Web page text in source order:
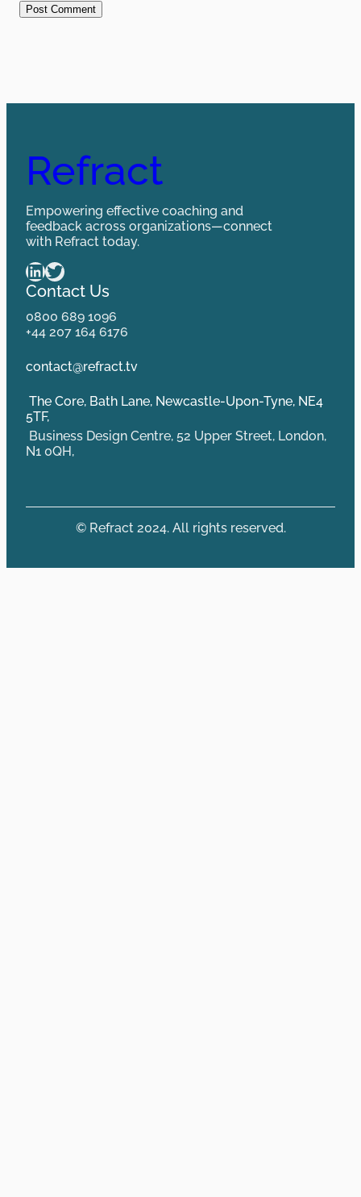
Refract
Empowering effective coaching and
feedback across organizations—connect
with Refract today.
LinkedIn Twitter
Contact Us
0800 689 1096
+44 207 164 6176
contact@refract.tv
The Core, Bath Lane, Newcastle-Upon-Tyne, NE4
5TF,
Business Design Centre, 52 Upper Street, London,
N1 0QH,
© Refract 2024. All rights reserved.